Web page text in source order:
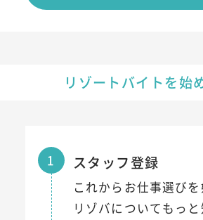
リゾートバイトを始
1 スタッフ登録
これからお仕事選びを
リゾバについてもっ